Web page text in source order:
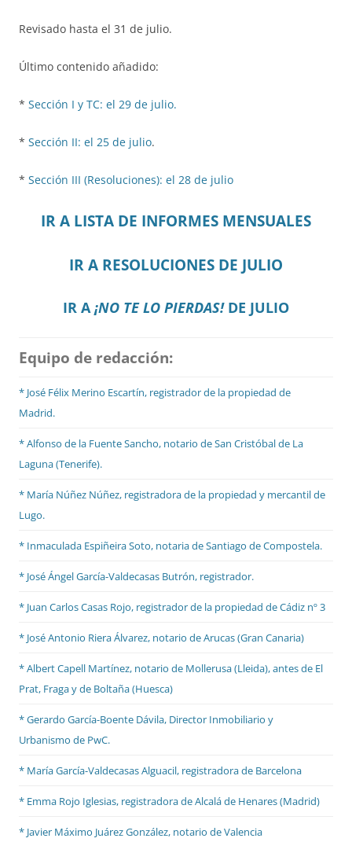
Revisado hasta el 31 de julio.
Último contenido añadido:
* Sección I y TC: el 29 de julio.
* Sección II: el 25 de julio.
* Sección III (Resoluciones): el 28 de julio
IR A LISTA DE INFORMES MENSUALES
IR A RESOLUCIONES DE JULIO
IR A¡NO TE LO PIERDAS!DE JULIO
Equipo de redacción:
* José Félix Merino Escartín, registrador de la propiedad de
Madrid.
* Alfonso de la Fuente Sancho, notario de San Cristóbal de La
Laguna (Tenerife).
* María Núñez Núñez, registradora de la propiedad y mercantil de
Lugo.
* Inmaculada Espiñeira Soto, notaria de Santiago de Compostela.
* José Ángel García-Valdecasas Butrón, registrador.
* Juan Carlos Casas Rojo, registrador de la propiedad de Cádiz nº 3
* José Antonio Riera Álvarez, notario de Arucas (Gran Canaria)
* Albert Capell Martínez, notario de Mollerusa (Lleida), antes de El
Prat, Fraga y de Boltaña (Huesca)
* Gerardo García-Boente Dávila, Director Inmobiliario y
Urbanismo de PwC.
* María García-Valdecasas Alguacil, registradora de Barcelona
* Emma Rojo Iglesias, registradora de Alcalá de Henares (Madrid)
* Javier Máximo Juárez González, notario de Valencia